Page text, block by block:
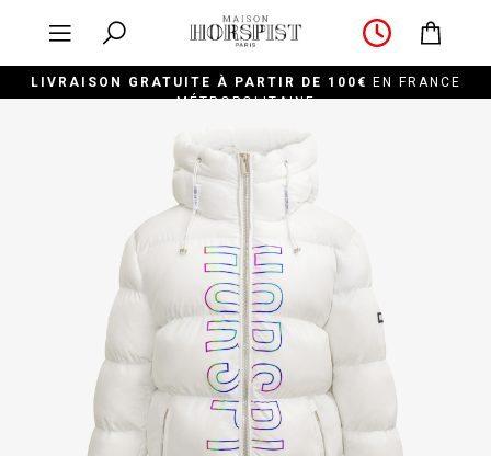
LIVRAISON GRATUITE À PARTIR DE 100€
EN FRANCE
MÉTROPOLITAINE